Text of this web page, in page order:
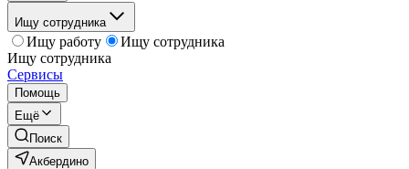
Ищу сотрудника
Ищу работу
Ищу сотрудника
Ищу сотрудника
Сервисы
Помощь
Ещё
Поиск
Акбердино